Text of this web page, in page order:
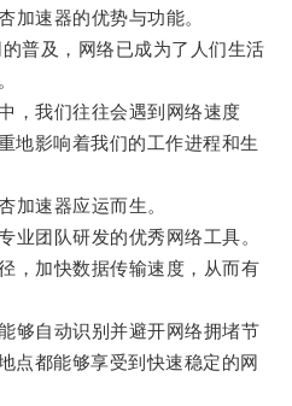
速器的优势与功能。
及，网络已成为了人们生活
我们往往会遇到网络速度
地影响着我们的工作进程和生
速器应运而生。
团队研发的优秀网络工具。
加快数据传输速度，从而有
自动识别并避开网络拥堵节
点都能够享受到快速稳定的网